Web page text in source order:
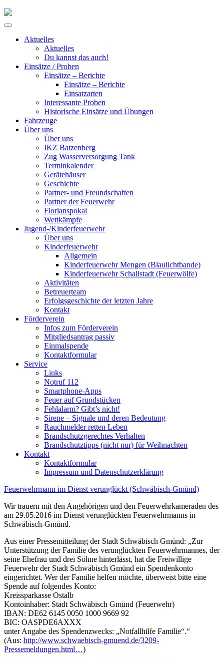
Skip
Primary
Aktuelles
Aktuelles
Du kannst das auch!
Einsätze / Proben
Einsätze – Berichte
Einsätze – Berichte
Einsatzarten
Interessante Proben
Historische Einsätze und Übungen
Fahrzeuge
Über uns
Über uns
IKZ Batzenberg
Zug Wasserversorgung Tank
Terminkalender
Gerätehäuser
Geschichte
Partner- und Freundschaften
Partner der Feuerwehr
Florianspokal
Wettkämpfe
Jugend-/Kinderfeuerwehr
Über uns
Kinderfeuerwehr
Allgemein
Kinderfeuerwehr Mengen (Blaulichtbande)
Kinderfeuerwehr Schallstadt (Feuerwölfe)
Aktivitäten
Betreuerteam
Erfolgsgeschichte der letzten Jahre
Kontakt
Förderverein
Infos zum Förderverein
Mitgliedsantrag passiv
Einmalspende
Kontaktformular
Service
Links
Notruf 112
Smartphone-Apps
Feuer auf Grundstücken
Fehlalarm? Gibt’s nicht!
Sirene – Signale und deren Bedeutung
Rauchmelder retten Leben
Brandschutzgerechtes Verhalten
Brandschutztipps (nicht nur) für Weihnachten
Kontakt
Kontaktformular
Impressum und Datenschutzerklärung
Feuerwehrmann im Dienst verunglückt (Schwäbisch-Gmünd)
Wir trauern mit den Angehörigen und den Feuerwehrkameraden des
am 29.05.2016 im Dienst verunglückten Feuerwehrmanns in
Schwäbisch-Gmünd.
Aus einer Pressemitteilung der Stadt Schwäbisch Gmünd: „Zur
Unterstützung der Familie des verunglückten Feuerwehrmannes, der
seine Ehefrau und drei Söhne hinterlässt, hat die Freiwillige
Feuerwehr der Stadt Schwäbisch Gmünd ein Spendenkonto
eingerichtet. Wer der Familie helfen möchte, überweist bitte eine
Spende auf folgendes Konto:
Kreissparkasse Ostalb
Kontoinhaber: Stadt Schwäbisch Gmünd (Feuerwehr)
IBAN: DE62 6145 0050 1000 9669 92
BIC: OASPDE6AXXX
unter Angabe des Spendenzwecks: „Notfallhilfe Familie“.“
(Aus: http://www.schwaebisch-gmuend.de/3209-
Pressemeldungen.html…)